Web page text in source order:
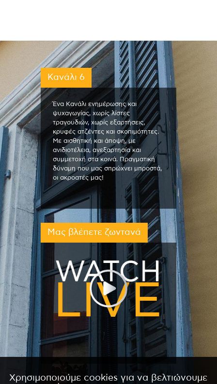
Κανάλι 6
Ένα Κανάλι ενημέρωσης και
ψυχαγωγίας, χωρίς λίστες
τραγουδιών, χωρίς εξαρτήσεις,
κρυφές ατζέντες και σκοπιμότητες.
Με αισθητική και άποψη, με
ανιδιοτέλεια, ανεξαρτησία και
συμμετοχή στα κοινά. Πραγματική
δύναμη που μας σπρώχνει μπροστά,
οι ακροατές μας!
Μας βλέπετε ζωντανά
Χρησιμοποιούμε cookies για να βελτιώνουμε